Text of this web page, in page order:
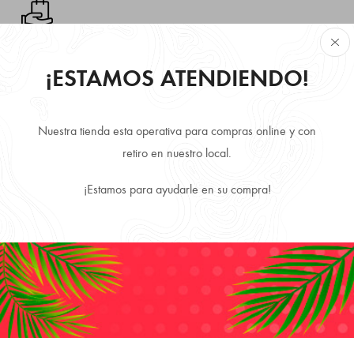
¡ESTAMOS ATENDIENDO!
Nuestra tienda esta operativa para compras online y con
retiro en nuestro local.
¡Estamos para ayudarle en su compra!
Envío Gratis comprando más de 3 producto.
Productos 100% Originales y Precios más convenientes.